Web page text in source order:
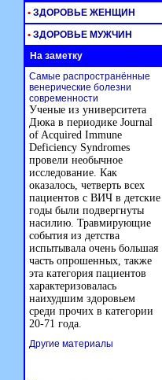
• ЗДОРОВЬЕ ЖЕНЩИН
• ЗДОРОВЬЕ МУЖЧИН
На заметку
Самые распространённые
венерические болезни
современности
Ученые из университета
Дюка в периодике Journal
of Acquired Immune
Deficiency Syndromes
провели необычное
исследование. Как
оказалось, четверть всех
пациентов с ВИЧ в детские
годы были подвергнуты
насилию. Травмирующие
события из детства
испытывала очень большая
часть опрошенных, также
эта категория пациентов
характеризовалась
наихудшим здоровьем
среди прочих в категории
20-71 года.
Другие материалы